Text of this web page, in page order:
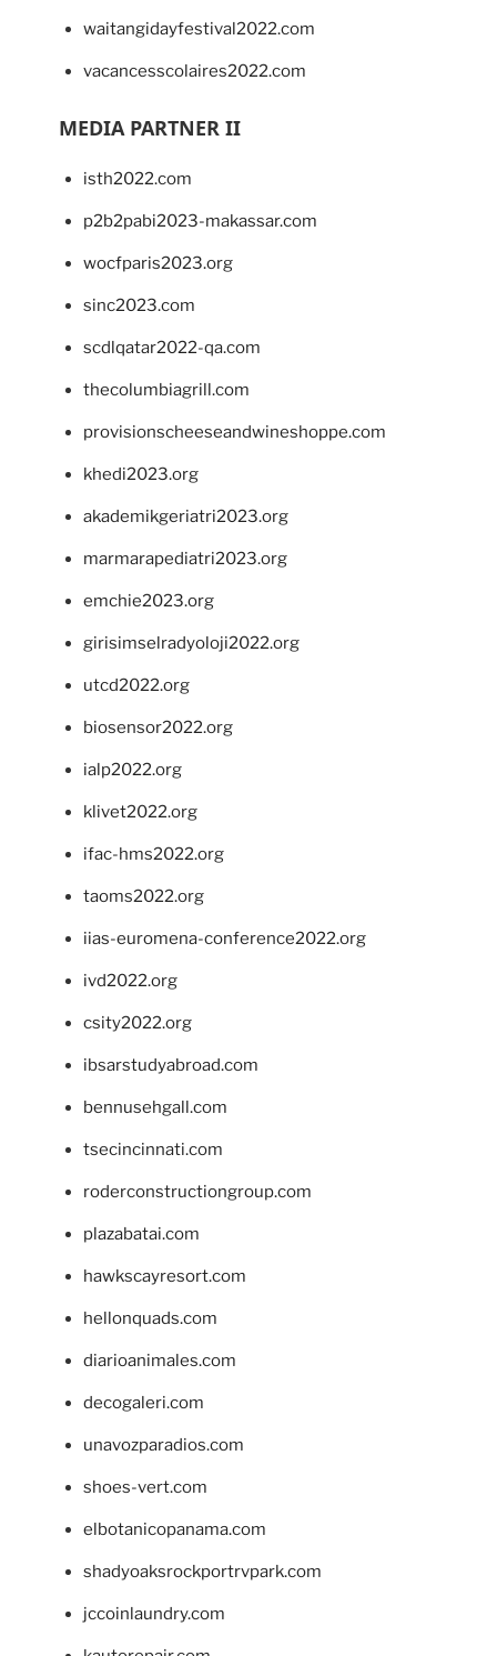
waitangidayfestival2022.com
vacancesscolaires2022.com
MEDIA PARTNER II
isth2022.com
p2b2pabi2023-makassar.com
wocfparis2023.org
sinc2023.com
scdlqatar2022-qa.com
thecolumbiagrill.com
provisionscheeseandwineshoppe.com
khedi2023.org
akademikgeriatri2023.org
marmarapediatri2023.org
emchie2023.org
girisimselradyoloji2022.org
utcd2022.org
biosensor2022.org
ialp2022.org
klivet2022.org
ifac-hms2022.org
taoms2022.org
iias-euromena-conference2022.org
ivd2022.org
csity2022.org
ibsarstudyabroad.com
bennusehgall.com
tsecincinnati.com
roderconstructiongroup.com
plazabatai.com
hawkscayresort.com
hellonquads.com
diarioanimales.com
decogaleri.com
unavozparadios.com
shoes-vert.com
elbotanicopanama.com
shadyoaksrockportrvpark.com
jccoinlaundry.com